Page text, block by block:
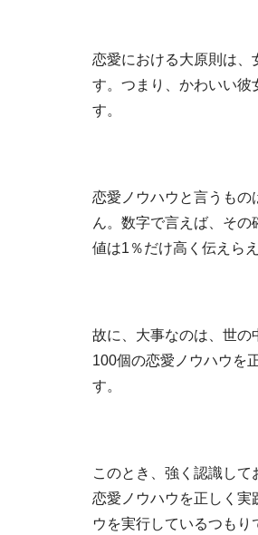
恋愛における大原則は、
す。つまり、かわいい彼
す。
恋愛ノウハウと言うもの
ん。数字で言えば、そ
値は1％だけ高く伝えら
故に、大事なのは、世の
100個の恋愛ノウハウを
す。
このとき、強く認識して
恋愛ノウハウを正しく実
ウを実行しているつもり